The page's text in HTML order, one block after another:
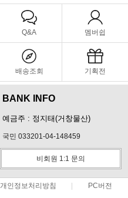
Q&A 멤버쉽
배송조회 기획전
BANK INFO
예금주 : 정지태(거창물산)
국민 033201-04-148459
비회원 1:1 문의
개인정보처리방침 PC버전